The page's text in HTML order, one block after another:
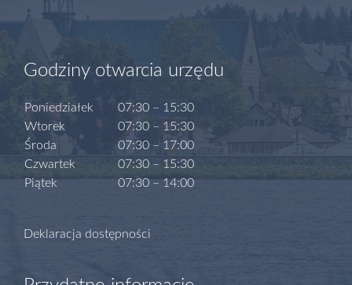
Godziny otwarcia urzędu
Poniedziałek
Wtorek
Środa
Czwartek
Piątek
07:30 – 15:30
07:30 – 15:30
07:30 – 17:00
07:30 – 15:30
07:30 – 14:00
Deklaracja dostępności